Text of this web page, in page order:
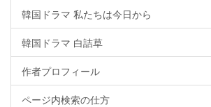
韓国ドラマ 私たちは今日から
韓国ドラマ 白詰草
作者プロフィール
ページ内検索の仕方